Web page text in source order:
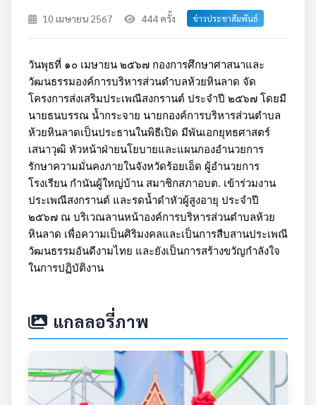
10 เมษายน 2567 444 ครั้ง ข่าวประชาสัมพันธ์
วันพุธที่ ๑๐ เมษายน ๒๕๖๗ กองการศึกษาศาสนาและ
วัฒนธรรมองค์การบริหารส่วนตำบลห้วยหินลาด จัด
โครงการส่งเสริมประเพณีสงกรานต์ ประจำปี ๒๕๖๗ โดยมี
นายธนบรรณ น้ำกระจาย นายกองค์การบริหารส่วนตำบล
ห้วยหินลาดเป็นประธานในพิธีเปิด มีพันเอกยุทธศาสตร์
เสนาวุฒิ หัวหน้าฝ่ายนโยบายและแผนกองอำนวยการ
รักษาความมั่นคงภายในจังหวัดร้อยเอ็ด ผู้อำนวยการ
โรงเรียน กำนันผู้ใหญ่บ้าน สมาชิกสภาอบต. เข้าร่วมงาน
ประเพณีสงกรานต์ และรดน้ำดำหัวผู้สูงอายุ ประจำปี
๒๕๖๗ ณ บริเวณลานหน้าองค์การบริหารส่วนตำบลห้วย
หินลาด เพื่อความเป็นศิริมงคลและเป็นการสืบสานประเพณี
วัฒนธรรมอันดีงามไทย และยังเป็นการสร้างขวัญกำลังใจ
ในการปฏิบัติงาน
แกลลอรี่ภาพ